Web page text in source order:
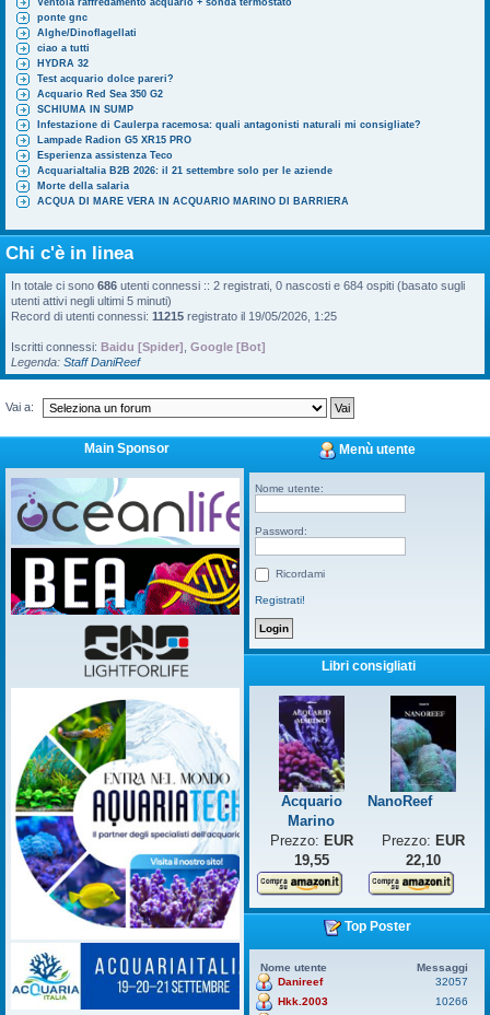
ponte gnc
Alghe/Dinoflagellati
ciao a tutti
HYDRA 32
Test acquario dolce pareri?
Acquario Red Sea 350 G2
SCHIUMA IN SUMP
Infestazione di Caulerpa racemosa: quali antagonisti naturali mi consigliate?
Lampade Radion G5 XR15 PRO
Esperienza assistenza Teco
AcquariaItalia B2B 2026: il 21 settembre solo per le aziende
Morte della salaria
ACQUA DI MARE VERA IN ACQUARIO MARINO DI BARRIERA
Chi c'è in linea
In totale ci sono 686 utenti connessi :: 2 registrati, 0 nascosti e 684 ospiti (basato sugli
utenti attivi negli ultimi 5 minuti)
Record di utenti connessi: 11215 registrato il 19/05/2026, 1:25
Iscritti connessi: Baidu [Spider] Google [Bot]
Legenda: Staff DaniReef
Vai a:
Main Sponsor Menù utente
Nome utente:
Password:
Ricordami
Registrati!
Libri consigliati
Acquario
Marino
NanoReef
Prezzo: EUR
19,55
Prezzo: EUR
22,10
Top Poster
Nome utente
Messaggi
Danireef
32057
Hkk.2003
10266